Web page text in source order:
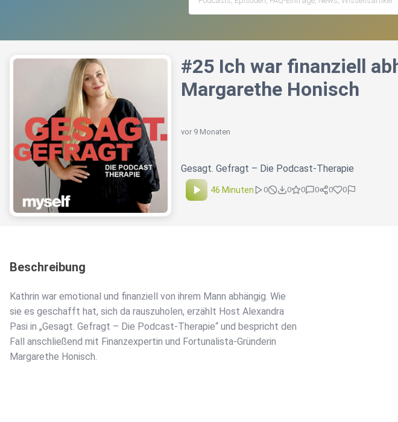
#25 Ich war finanziell
Margarethe Honisch
vor 9 Monaten
Gesagt. Gefragt – Die Podcast-Therapie
46 Minuten 0 0 0 0 0 0
Beschreibung
Kathrin war emotional und finanziell von ihrem Mann abhängig. Wie
sie es geschafft hat, sich da rauszuholen, erzählt Host Alexandra
Pasi in „Gesagt. Gefragt – Die Podcast-Therapie“ und bespricht den
Fall anschließend mit Finanzexpertin und Fortunalista-Gründerin
Margarethe Honisch.